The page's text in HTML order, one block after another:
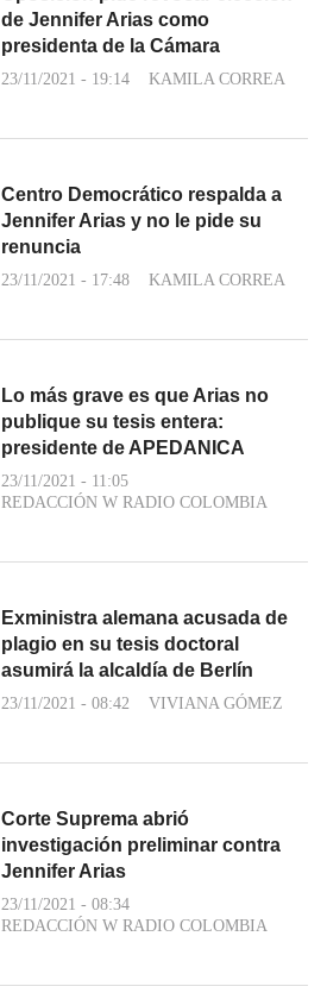
de Jennifer Arias como
presidenta de la Cámara
23/11/2021 - 19:14 KAMILA CORREA
Centro Democrático respalda a
Jennifer Arias y no le pide su
renuncia
23/11/2021 - 17:48 KAMILA CORREA
Lo más grave es que Arias no
publique su tesis entera:
presidente de APEDANICA
23/11/2021 - 11:05
REDACCIÓN W RADIO COLOMBIA
Exministra alemana acusada de
plagio en su tesis doctoral
asumirá la alcaldía de Berlín
23/11/2021 - 08:42 VIVIANA GÓMEZ
Corte Suprema abrió
investigación preliminar contra
Jennifer Arias
23/11/2021 - 08:34
REDACCIÓN W RADIO COLOMBIA